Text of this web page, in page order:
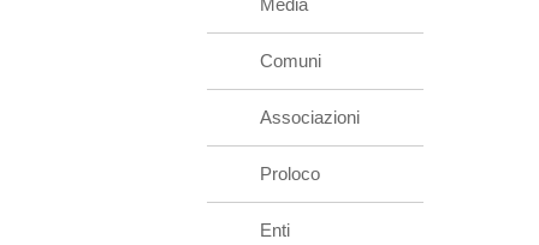
Media
Comuni
Associazioni
Proloco
Enti